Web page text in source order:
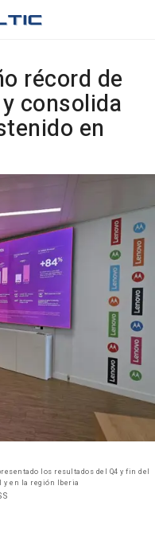
récord de
consolida
en
los resultados del Q4 y fin del
y en la región Iberia